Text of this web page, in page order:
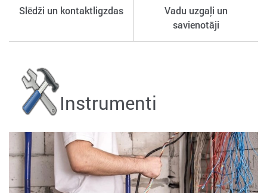
Slēdži un kontaktligzdas
Vadu uzgaļi un
savienotāji
Instrumenti